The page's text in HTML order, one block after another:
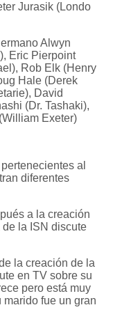
Jurasik (Londo
Alwyn
Eric Pierpoint
Rob Elk (Henry
Hale (Derek
David
(Dr. Tashaki),
Exeter)
al
diferentes
a la creación
la ISN discute
la creación de la
en TV sobre su
pero está muy
fue un gran